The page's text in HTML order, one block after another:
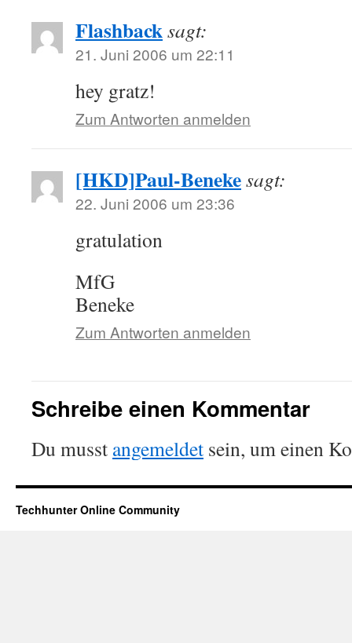
Flashbacksagt:
21. Juni 2006 um 22:11
hey gratz!
Zum Antworten anmelden
[HKD]Paul-Benekesagt:
22. Juni 2006 um 23:36
gratulation
MfG
Beneke
Zum Antworten anmelden
Schreibe einen Kommentar
Du musst angemeldet sein, um einen
Techhunter Online Community